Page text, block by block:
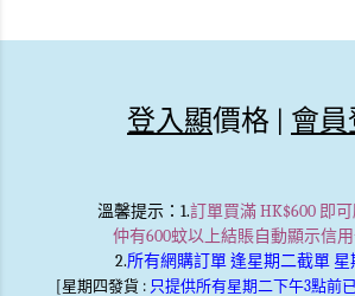
登入顯價格 | 會員
溫馨提示：1.訂單買滿 HK$600 即可
仲有600蚊以上結賬自動顯示信
2.所有網購訂單 逢星期二截單 星
[星期四發貨 : 只提供所有星期二下午3點前